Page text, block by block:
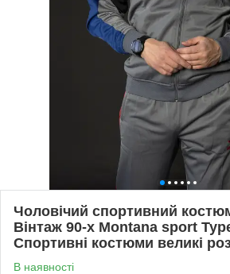
Чоловічий спортивний
Вінтаж 90-х Montana sport
Спортивні костюми великі
В наявності